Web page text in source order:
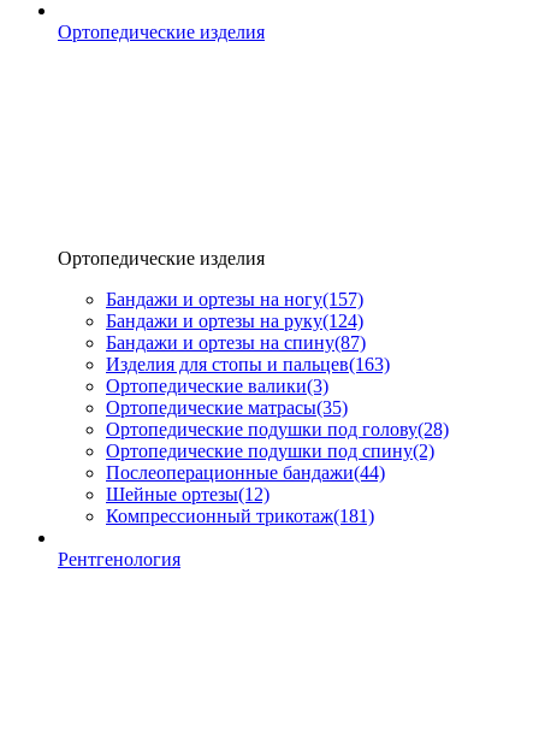
Ортопедические изделия
Ортопедические изделия
Бандажи и ортезы на ногу(157)
Бандажи и ортезы на руку(124)
Бандажи и ортезы на спину(87)
Изделия для стопы и пальцев(163)
Ортопедические валики(3)
Ортопедические матрасы(35)
Ортопедические подушки под голову(28)
Ортопедические подушки под спину(2)
Послеоперационные бандажи(44)
Шейные ортезы(12)
Компрессионный трикотаж(181)
Рентгенология